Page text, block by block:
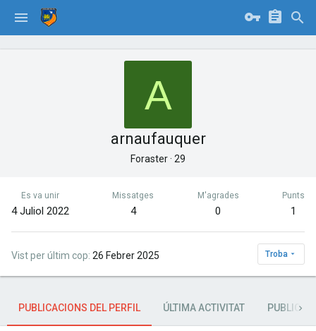
A
arnaufauquer
Foraster· 29
Es va unir
4 Juliol 2022
Missatges
4
M'agrades
0
Punts
1
Vist per últim cop 26 Febrer 2025 Troba
PUBLICACIONS DEL PERFIL ÚLTIMA ACTIVITAT